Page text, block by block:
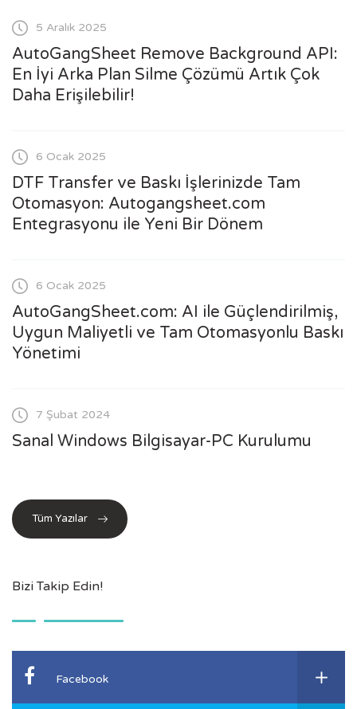
5 Aralık 2025
AutoGangSheet Remove Background API:
En İyi Arka Plan Silme Çözümü Artık Çok
Daha Erişilebilir!
6 Ocak 2025
DTF Transfer ve Baskı İşlerinizde Tam
Otomasyon: Autogangsheet.com
Entegrasyonu ile Yeni Bir Dönem
6 Ocak 2025
AutoGangSheet.com: AI ile Güçlendirilmiş,
Uygun Maliyetli ve Tam Otomasyonlu Baskı
Yönetimi
7 Şubat 2024
Sanal Windows Bilgisayar-PC Kurulumu
Tüm Yazılar
Bizi Takip Edin!
Facebook